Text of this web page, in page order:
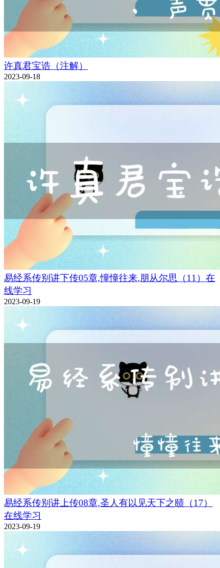
许真君宝诰（注解）
2023-09-18
易经系传别讲下传05章,憧憧往来,朋从尔思（11）在
线学习
2023-09-19
易经系传别讲上传08章,圣人有以见天下之赜（17）
在线学习
2023-09-19